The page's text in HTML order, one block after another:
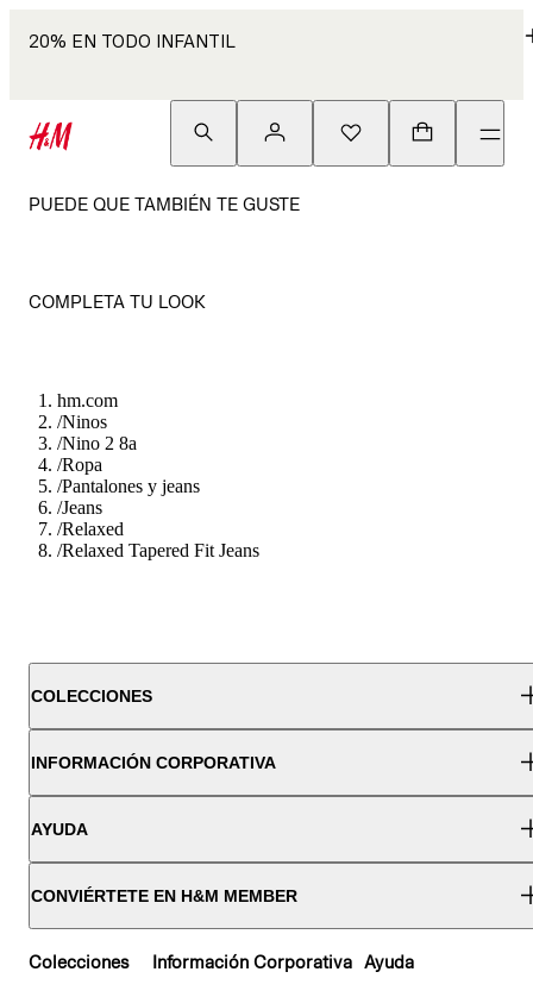
20% EN TODO INFANTIL
PUEDE QUE TAMBIÉN TE GUSTE
COMPLETA TU LOOK
hm.com
/Ninos
/Nino 2 8a
/Ropa
/Pantalones y jeans
/Jeans
/Relaxed
/Relaxed Tapered Fit Jeans
COLECCIONES
INFORMACIÓN CORPORATIVA
AYUDA
CONVIÉRTETE EN H&M MEMBER
Colecciones Información Corporativa Ayuda